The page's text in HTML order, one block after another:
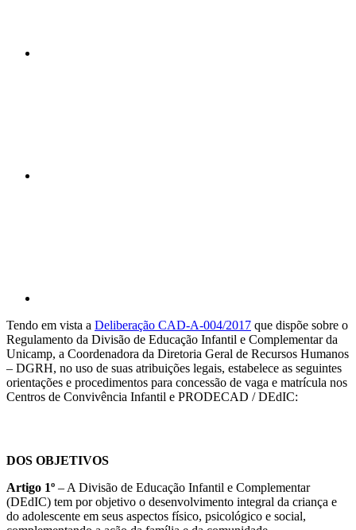
Tendo em vista a Deliberação CAD-A-004/2017 que dispõe sobre o
Regulamento da Divisão de Educação Infantil e Complementar da
Unicamp, a Coordenadora da Diretoria Geral de Recursos Humanos
– DGRH, no uso de suas atribuições legais, estabelece as seguintes
orientações e procedimentos para concessão de vaga e matrícula nos
Centros de Convivência Infantil e PRODECAD / DEdIC:
DOS OBJETIVOS
Artigo 1º – A Divisão de Educação Infantil e Complementar
(DEdIC) tem por objetivo o desenvolvimento integral da criança e
do adolescente em seus aspectos físico, psicológico e social,